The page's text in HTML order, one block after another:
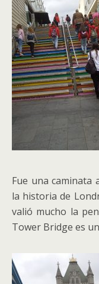
Fue una caminata
la historia de
valió mucho la
Tower Bridge es